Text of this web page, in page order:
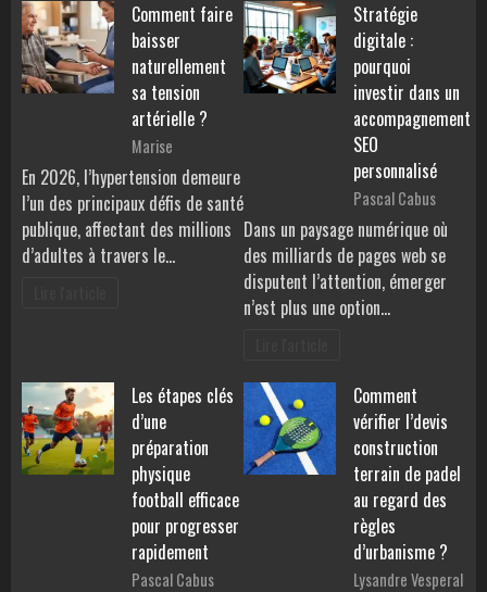
Comment faire
baisser
naturellement
sa tension
artérielle ?
Marise
En 2026, l’hypertension demeure
l’un des principaux défis de santé
publique, affectant des millions
d’adultes à travers le…
Stratégie
digitale :
pourquoi
investir dans un
accompagnement
SEO
personnalisé
Pascal Cabus
Dans un paysage numérique où
des milliards de pages web se
disputent l’attention, émerger
n’est plus une option…
Les étapes clés
d’une
préparation
physique
football efficace
pour progresser
rapidement
Pascal Cabus
Comment
vérifier l’devis
construction
terrain de padel
au regard des
règles
d’urbanisme ?
Lysandre Vesperal